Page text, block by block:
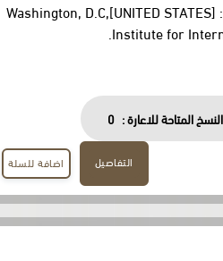
Washington, D.C,[UNITED
Institute for
المتاحة للاعارة : 0
التفاصيل اضافة للسلة